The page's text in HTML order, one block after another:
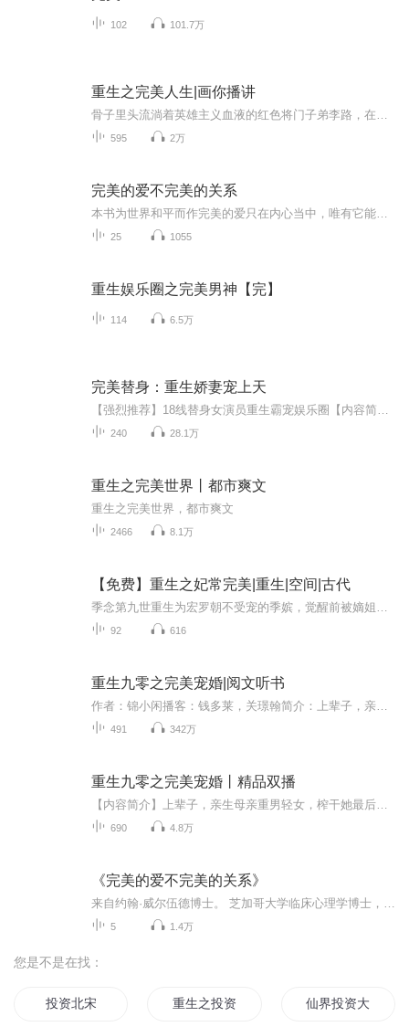
102 101.7万
重生之完美人生|画你播讲
595 2万
完美的爱不完美的关系
25 1055
重生娱乐圈之完美男神【完】
114 6.5万
完美替身：重生娇妻宠上天
240 28.1万
重生之完美世界丨都市爽文
重生之完美世界，都市爽文
2466 8.1万
【免费】重生之妃常完美|重生|空间|古代
92 616
重生九零之完美宠婚|阅文听书
491 342万
重生九零之完美宠婚丨精品双播
690 4.8万
《完美的爱不完美的关系》
5 1.4万
您是不是在找：
投资北宋 重生之投资大亨 仙界投资大鳄